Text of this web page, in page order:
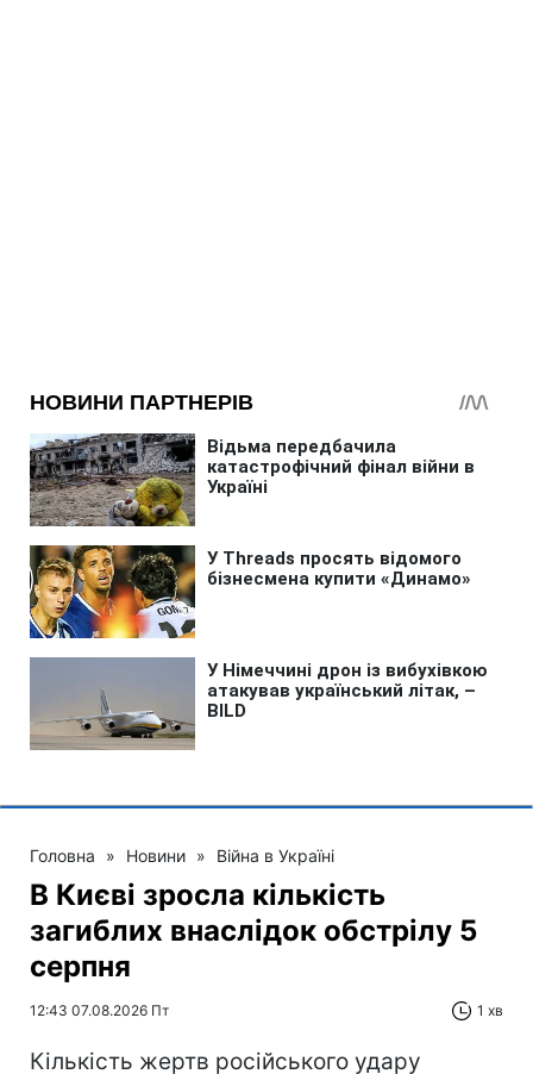
Головна » Новини » Війна в Україні
В Києві зросла кількість
загиблих внаслідок обстрілу 5
серпня
12:43 07.08.2026 Пт 1 хв
Кількість жертв російського удару